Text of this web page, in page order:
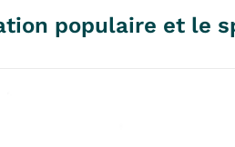
populaire et le